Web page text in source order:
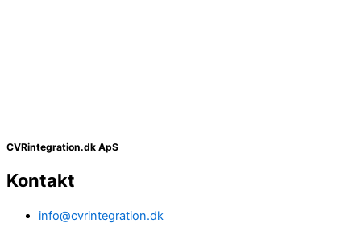
CVRintegration.dk ApS
Kontakt
info@cvrintegration.dk